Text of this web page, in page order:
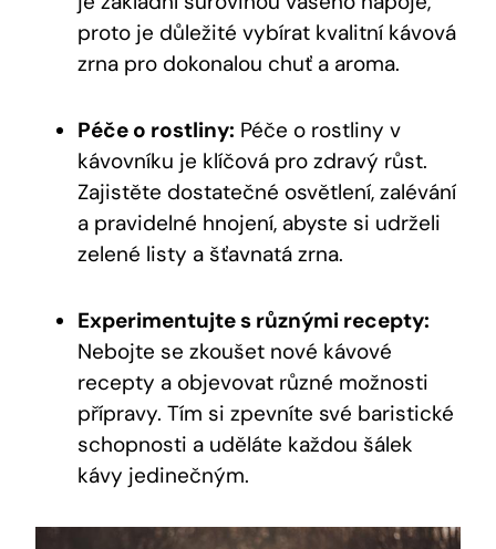
proto je důležité vybírat kvalitní kávová
zrna pro dokonalou chuť a aroma.
Péče o rostliny: Péče o rostliny v
kávovníku je klíčová pro zdravý růst.
Zajistěte dostatečné osvětlení, zalévání
a pravidelné hnojení, abyste si udrželi
zelené listy a šťavnatá zrna.
Experimentujte s různými recepty:
Nebojte se zkoušet nové kávové
recepty a objevovat různé možnosti
přípravy. Tím si zpevníte své baristické
schopnosti a uděláte každou šálek
kávy jedinečným.